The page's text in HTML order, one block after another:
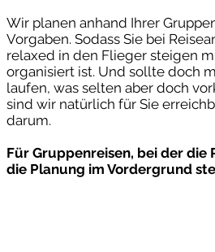
Wir planen anhand Ihrer
Vorgaben. Sodass Sie bei
relaxed in den Flieger steigen
organisiert ist. Und sollte doch
laufen, was selten aber doch
sind wir natürlich für Sie
darum.
Für Gruppenreisen, bei der die
die Planung im Vordergrund